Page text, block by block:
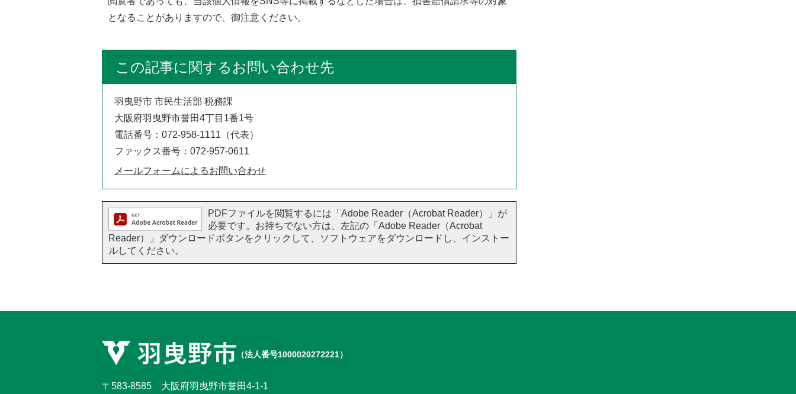
となることがありますので、御注意ください。
この記事に関するお問い合わせ先
羽曳野市 市民生活部 税務課
大阪府羽曳野市誉田4丁目1番1号
電話番号：072-958-1111（代表）
ファックス番号：072-957-0611
メールフォームによるお問い合わせ
PDFファイルを閲覧するには「Adobe Reader（Acrobat Reader）」が
必要です。お持ちでない方は、左記の「Adobe Reader（Acrobat
Reader）」ダウンロードボタンをクリックして、ソフトウェアをダウンロードし、インストー
ルしてください。
（法人番号1000020272221）
〒583-8585 大阪府羽曳野市誉田4-1-1